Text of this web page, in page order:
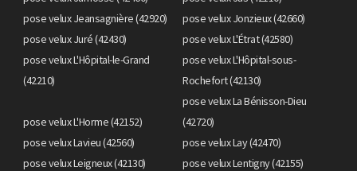
pose velux Jeansagnière (42920)
pose velux Jonzieux (42660)
pose velux Juré (42430)
pose velux L'Étrat (42580)
pose velux L'Hôpital-le-Grand
(42210)
pose velux L'Hôpital-sous-
Rochefort (42130)
pose velux L'Horme (42152)
pose velux La Bénisson-Dieu
(42720)
pose velux Lavieu (42560)
pose velux Lay (42470)
pose velux Leigneux (42130)
pose velux Lentigny (42155)